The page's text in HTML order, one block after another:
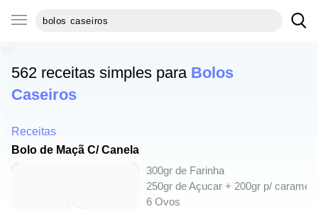
562 receitas simples para Bolos
Caseiros
Receitas
Bolo de Maçã C/ Canela
300gr de Farinha
250gr de Açucar + 200gr p/ caramelo
6 Ovos